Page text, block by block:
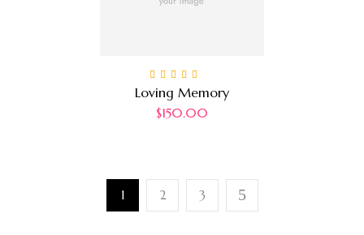
Note 4.00
sur 5
Loving Memory
$150.00
1 2 3